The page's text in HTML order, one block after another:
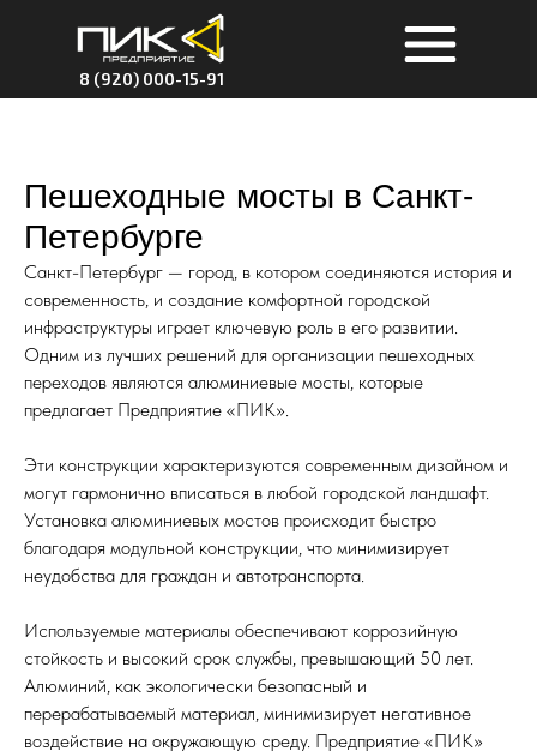
8 (920) 000-15-91
Пешеходные мосты в Санкт-
Петербурге
Санкт-Петербург — город, в котором соединяются история и
современность, и создание комфортной городской
инфраструктуры играет ключевую роль в его развитии.
Одним из лучших решений для организации пешеходных
переходов являются алюминиевые мосты, которые
предлагает Предприятие «ПИК».
Эти конструкции характеризуются современным дизайном и
могут гармонично вписаться в любой городской ландшафт.
Установка алюминиевых мостов происходит быстро
благодаря модульной конструкции, что минимизирует
неудобства для граждан и автотранспорта.
Используемые материалы обеспечивают коррозийную
стойкость и высокий срок службы, превышающий 50 лет.
Алюминий, как экологически безопасный и
перерабатываемый материал, минимизирует негативное
воздействие на окружающую среду. Предприятие «ПИК»